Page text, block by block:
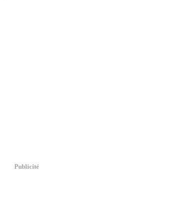
Publicité